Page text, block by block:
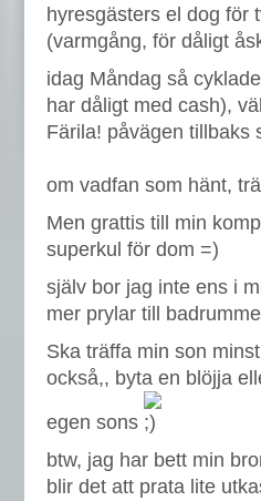
hyresgästers el dog för
(varmgång, för dåligt
idag Måndag så
har dåligt med cash),
Färila! påvägen tillbaks
om vadfan som hänt,
Men grattis till min
superkul för dom =)
själv bor jag inte ens i
mer prylar till
Ska träffa min son
också,, byta en blöjja
egen sons
btw, jag har bett min
blir det att prata lite